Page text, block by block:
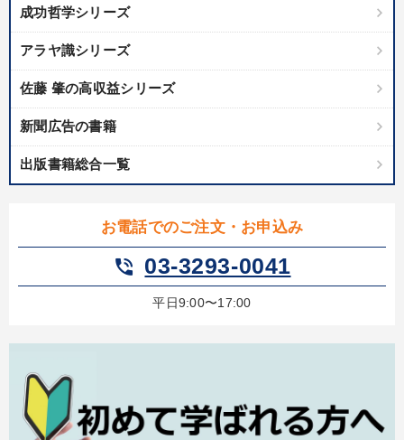
成功哲学シリーズ
アラヤ識シリーズ
佐藤 肇の高収益シリーズ
新聞広告の書籍
出版書籍総合一覧
お電話でのご注文・お申込み
phone_in_talk 03-3293-0041
平日9:00〜17:00